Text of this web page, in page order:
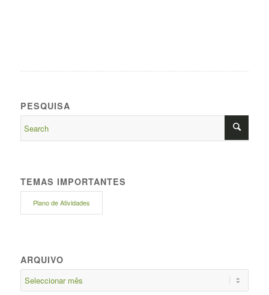
PESQUISA
TEMAS IMPORTANTES
Plano de Atividades
ARQUIVO